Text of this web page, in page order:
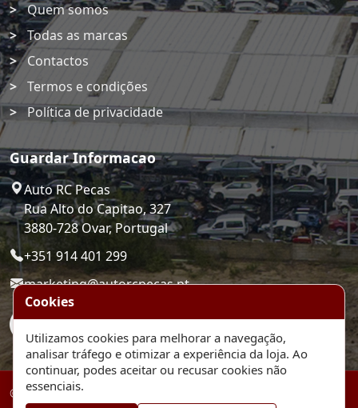
Quem somos
Todas as marcas
Contactos
Termos e condições
Política de privacidade
Guardar Informacao
Auto RC Pecas
Rua Alto do Capitao, 327
3880-728 Ovar, Portugal
+351 914 401 299
marketing@autorcpecas.pt
© 2026 Auto RC Pecas. Plataforma de comercio eletronico.
Cookies
Utilizamos cookies para melhorar a navegação,
analisar tráfego e otimizar a experiência da loja. Ao
continuar, podes aceitar ou recusar cookies não
essenciais.